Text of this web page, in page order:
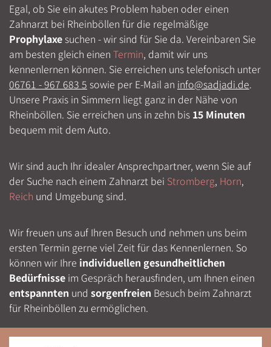
Egal, ob Sie ein akutes Problem haben oder einen
Zahnarzt bei Rheinböllen für die regelmäßige
Prophylaxe suchen - wir sind für Sie da. Vereinbaren Sie
am besten gleich einen Termin, damit wir uns
kennenlernen können. Sie erreichen uns telefonisch unter
06761 - 967 683 5 sowie per E-Mail an info@sadjadi.de.
Unsere Praxis in Simmern liegt ganz in der Nähe von
Rheinböllen. Sie erreichen uns in zehn bis 15 Minuten
bequem mit dem Auto.
Wir sind auch Ihr idealer Ansprechpartner, wenn Sie auf
der Suche nach einem Zahnarzt bei Stromberg, Horn,
Reich und Umgebung sind.
Wir freuen uns auf Ihren Besuch und nehmen uns beim
ersten Termin gerne viel Zeit für das Kennenlernen. So
können wir Ihre individuellen gesundheitlichen
Bedürfnisse im Gespräch herausfinden, um Ihnen einen
entspannten und sorgenfreien Besuch beim Zahnarzt
für Rheinböllen zu ermöglichen.